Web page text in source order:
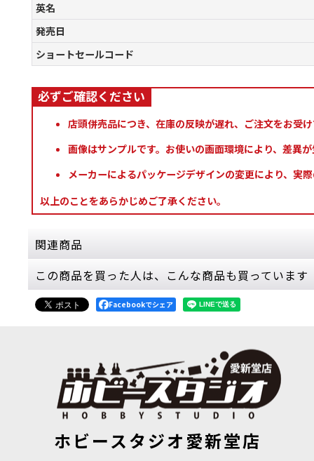
英名
発売日
ショートセールコード
店頭併売品につき、在庫の反映が遅れ、ご注文をお受
画像はサンプルです。お使いの画面環境により、差異
メーカーによるパッケージデザインの変更により、実
以上のことをあらかじめご了承ください。
関連商品
◆取り寄せ商品◆[オールドワールド] アーケイ
4,000円(税込)
ただいま売り切れ中
◆取り寄せ商品◆[オールドワールド] バタリオ
27,000円(税込)
ただいま売り切れ中
ン10体、…
この商品を買った人は、こんな商品も買っています
ドエルフ・レルム
13-109]
27,000円 (税込)
Facebookでシェア
ホビースタジオ愛新堂店